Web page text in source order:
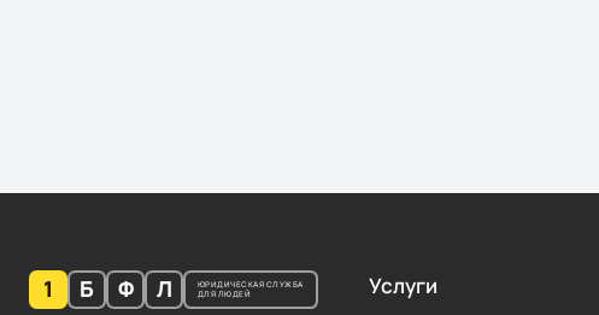
1 Б Ф Л
ЮРИДИЧЕСКАЯ СЛУЖБА
ДЛЯ ЛЮДЕЙ
Услуги